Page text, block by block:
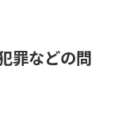
罪などの問